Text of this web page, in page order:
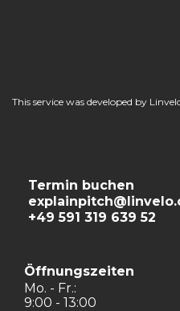
This service was developed by
Termin buchen
+49 591 319 639 52
Öffnungszeiten
Mo. - Fr.:
9:00 - 13:00